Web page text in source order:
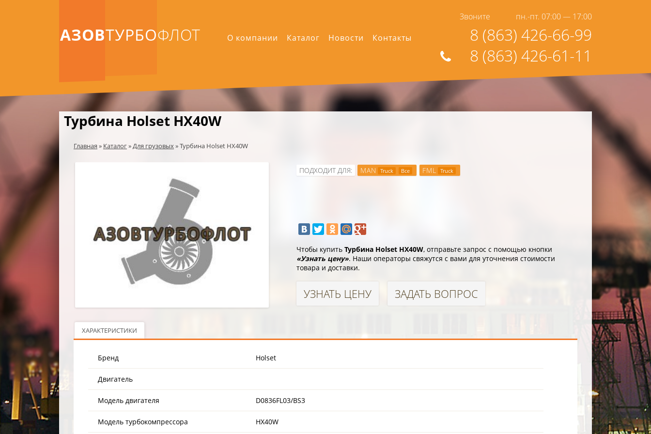
АЗОВТУРБОФЛОТ
Звоните пн.-пт. 07:00 — 17:00
8 (863) 426-66-99
8 (863) 426-61-11
Контакты
Новости
Каталог
О компании
Турбина Holset HX40W
Главная » Каталог»Для грузовых»Турбина Holset HX40W
ПОДХОДИТ ДЛЯ: MAN Truck Все FML Truck
Чтобы купить Турбина Holset HX40W, отправьте запрос с помощью кнопки
«Узнать цену». Наши операторы свяжутся с вами для уточнения стоимости
товара и доставки.
УЗНАТЬ ЦЕНУ ЗАДАТЬ ВОПРОС
ХАРАКТЕРИСТИКИ
Бренд Holset
Двигатель
Модель двигателя D0836FL03/BS3
Модель турбокомпрессора HX40W